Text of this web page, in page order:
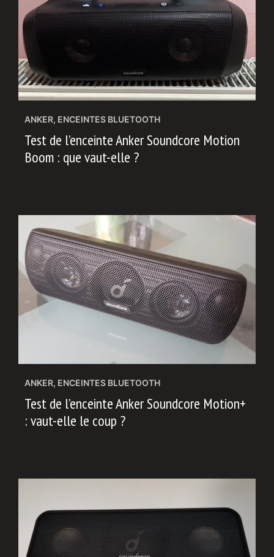
ANKER, ENCEINTES BLUETOOTH
Test de l’enceinte Anker Soundcore Motion
Boom : que vaut-elle ?
ANKER, ENCEINTES BLUETOOTH
Test de l’enceinte Anker Soundcore Motion+
: vaut-elle le coup ?